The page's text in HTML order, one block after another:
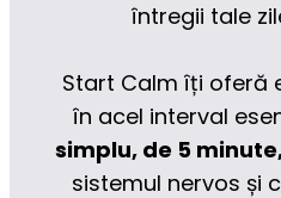
întregii tale
Start Calm îți oferă
în acel interval
simplu, de 5
sistemul nervos și